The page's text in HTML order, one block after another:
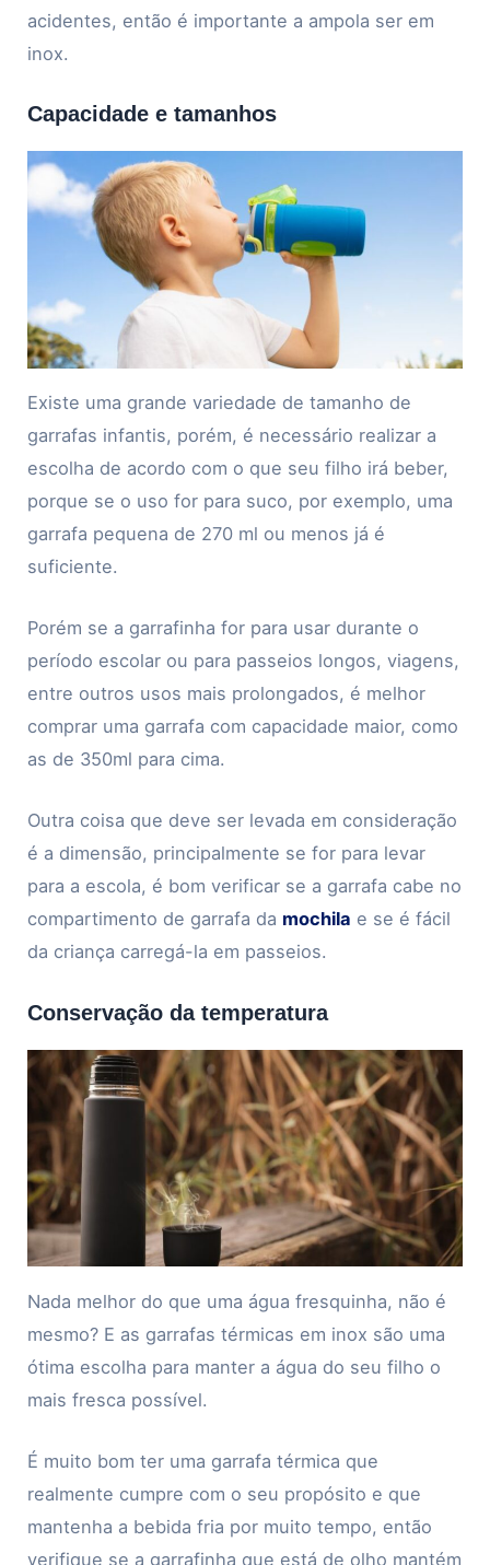
acidentes, então é importante a ampola ser em
inox.
Capacidade e tamanhos
Existe uma grande variedade de tamanho de
garrafas infantis, porém, é necessário realizar a
escolha de acordo com o que seu filho irá beber,
porque se o uso for para suco, por exemplo, uma
garrafa pequena de 270 ml ou menos já é
suficiente.
Porém se a garrafinha for para usar durante o
período escolar ou para passeios longos, viagens,
entre outros usos mais prolongados, é melhor
comprar uma garrafa com capacidade maior, como
as de 350ml para cima.
Outra coisa que deve ser levada em consideração
é a dimensão, principalmente se for para levar
para a escola, é bom verificar se a garrafa cabe no
compartimento de garrafa da mochila e se é fácil
da criança carregá-la em passeios.
Conservação da temperatura
Nada melhor do que uma água fresquinha, não é
mesmo? E as garrafas térmicas em inox são uma
ótima escolha para manter a água do seu filho o
mais fresca possível.
É muito bom ter uma garrafa térmica que
realmente cumpre com o seu propósito e que
mantenha a bebida fria por muito tempo, então
verifique se a garrafinha que está de olho mantém